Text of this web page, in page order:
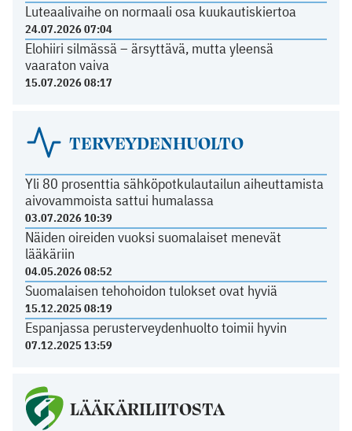
Luteaalivaihe on normaali osa kuukautiskiertoa
24.07.2026 07:04
Elohiiri silmässä – ärsyttävä, mutta yleensä
vaaraton vaiva
15.07.2026 08:17
TERVEYDENHUOLTO
Yli 80 prosenttia sähköpotkulautailun aiheuttamista
aivovammoista sattui humalassa
03.07.2026 10:39
Näiden oireiden vuoksi suomalaiset menevät
lääkäriin
04.05.2026 08:52
Suomalaisen tehohoidon tulokset ovat hyviä
15.12.2025 08:19
Espanjassa perusterveydenhuolto toimii hyvin
07.12.2025 13:59
LÄÄKÄRILIITOSTA